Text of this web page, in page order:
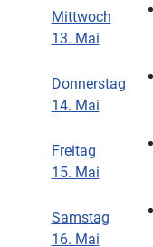
Mittwoch
13. Mai
Donnerstag
14. Mai
Freitag
15. Mai
Samstag
16. Mai